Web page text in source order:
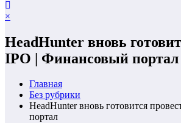
×
HeadHunter вновь
IPO | Финансовый портал
Главная
Без рубрики
HeadHunter вновь готовится
портал